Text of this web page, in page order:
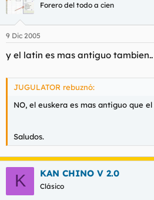
Forero del todo a cien
9 Dic 2005
y el latin es mas antiguo tambien..
JUGULATOR rebuznó:
NO, el euskera es mas antiguo que
Saludos.
K KAN CHINO V 2.0
Clásico